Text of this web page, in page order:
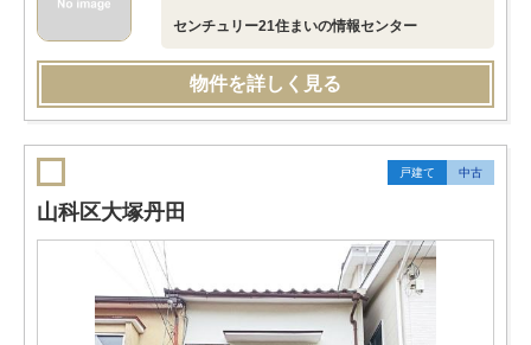
センチュリー21住まいの情報センター
物件を詳しく見る
戸建て 中古
山科区大塚丹田